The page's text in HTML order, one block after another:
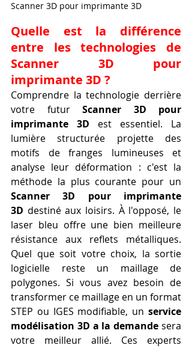
Scanner 3D pour imprimante 3D
Quelle est la différence
entre les technologies de
Scanner 3D pour
imprimante 3D ?
Comprendre la technologie derrière
votre futur Scanner 3D pour
imprimante 3D est essentiel. La
lumière structurée projette des
motifs de franges lumineuses et
analyse leur déformation : c'est la
Scanner 3D pour imprimante
3D destiné aux loisirs. À l'opposé, le
laser bleu offre une bien meilleure
résistance aux reflets métalliques.
Quel que soit votre choix, la sortie
logicielle reste un maillage de
polygones. Si vous avez besoin de
transformer ce maillage en un format
STEP ou IGES modifiable, un service
modélisation 3D a la demande sera
votre meilleur allié. Ces experts